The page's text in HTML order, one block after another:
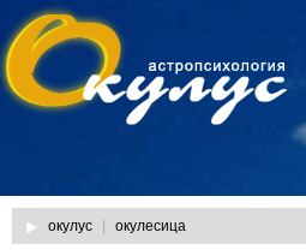
окулус окулесица